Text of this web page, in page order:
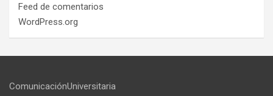
Feed de comentarios
WordPress.org
ComunicaciónUniversitaria